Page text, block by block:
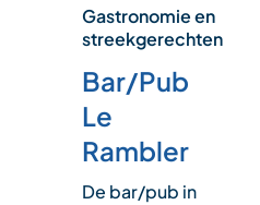
Gastronomie en
streekgerechten
Bar/Pub
Le
Rambler
De bar/pub in